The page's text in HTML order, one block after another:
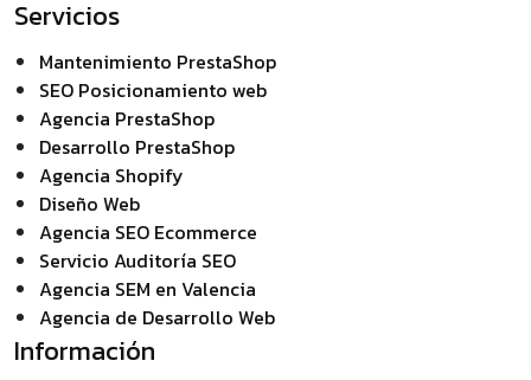
Servicios
Mantenimiento PrestaShop
SEO Posicionamiento web
Agencia PrestaShop
Desarrollo PrestaShop
Agencia Shopify
Diseño Web
Agencia SEO Ecommerce
Servicio Auditoría SEO
Agencia SEM en Valencia
Agencia de Desarrollo Web
Información